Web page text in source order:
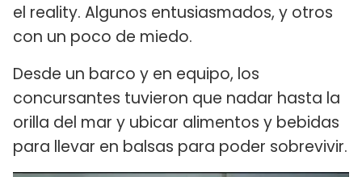
el reality. Algunos entusiasmados, y otros
con un poco de miedo.
Desde un barco y en equipo, los
concursantes tuvieron que nadar hasta la
orilla del mar y ubicar alimentos y bebidas
para llevar en balsas para poder sobrevivir.